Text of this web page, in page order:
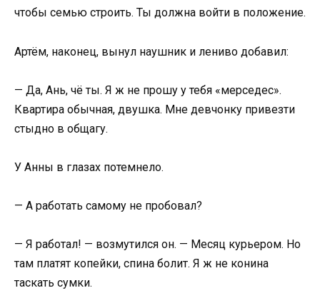
чтобы семью строить. Ты должна войти в положение.
Артём, наконец, вынул наушник и лениво добавил:
— Да, Ань, чё ты. Я ж не прошу у тебя «мерседес».
Квартира обычная, двушка. Мне девчонку привезти
стыдно в общагу.
У Анны в глазах потемнело.
— А работать самому не пробовал?
— Я работал! — возмутился он. — Месяц курьером. Но
там платят копейки, спина болит. Я ж не конина
таскать сумки.